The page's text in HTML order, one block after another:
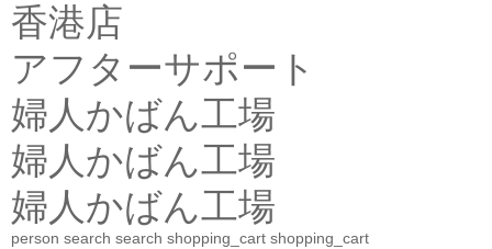
香港店
アフターサポート
婦人かばん工場
婦人かばん工場
婦人かばん工場
person search search shopping_cart shopping_cart